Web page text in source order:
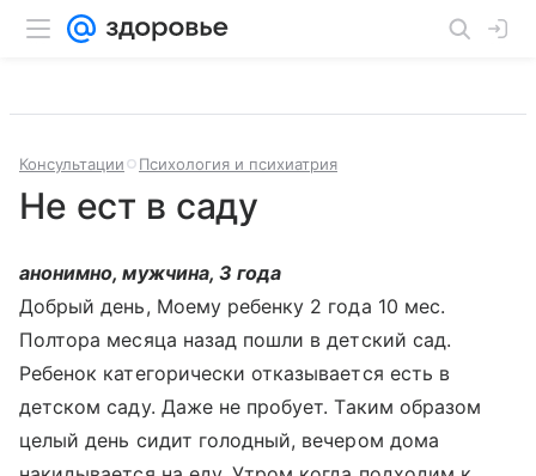
Консультации Психология и психиатрия
Не ест в саду
анонимно, мужчина, 3 года
Добрый день, Моему ребенку 2 года 10 мес.
Полтора месяца назад пошли в детский сад.
Ребенок категорически отказывается есть в
детском саду. Даже не пробует. Таким образом
целый день сидит голодный, вечером дома